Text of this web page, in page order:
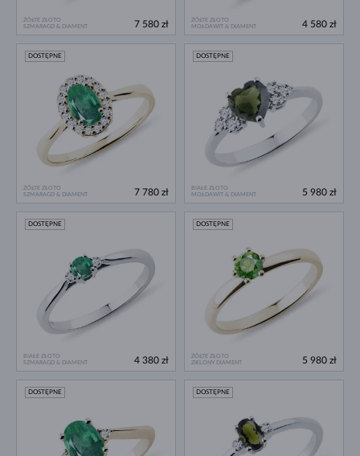
ŻÓŁTE ZŁOTO
SZMARAGD & DIAMENT
7 580 zł
ŻÓŁTE ZŁOTO
MOŁDAWIT & DIAMENT
4 580 zł
ŻÓŁTE ZŁOTO
SZMARAGD & DIAMENT
DOSTĘPNE
7 780 zł
BIAŁE ZŁOTO
MOŁDAWIT & DIAMENT
DOSTĘPNE
5 980 zł
BIAŁE ZŁOTO
SZMARAGD & DIAMENT
DOSTĘPNE
4 380 zł
ŻÓŁTE ZŁOTO
ZIELONY DIAMENT
DOSTĘPNE
5 980 zł
DOSTĘPNE DOSTĘPNE